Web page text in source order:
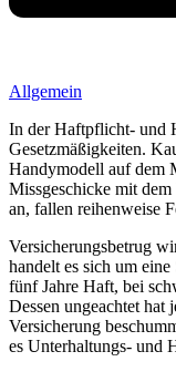
Allgemein
In der Haftpflicht- und
Gesetzmäßigkeiten.
Handymodell auf dem
Missgeschicke mit
an, fallen reihenweise
Versicherungsbetrug
handelt es sich um
fünf Jahre Haft, bei
Dessen ungeachtet hat
Versicherung
es Unterhaltungs- und